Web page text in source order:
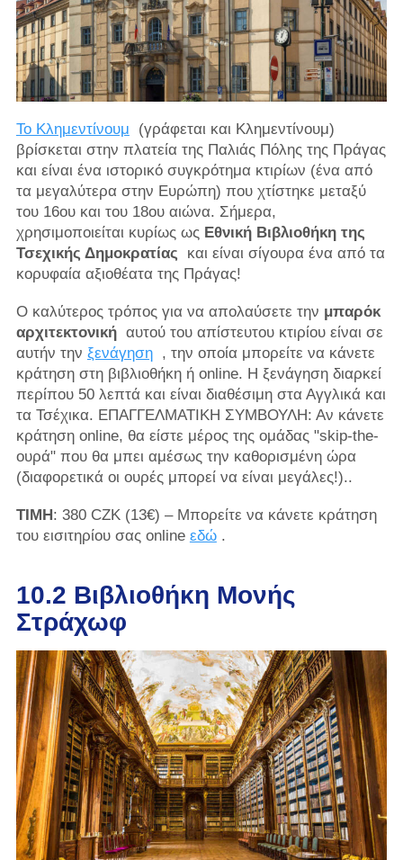
Το Κλημεντίνουμ (γράφεται και Κλημεντίνουμ)
βρίσκεται στην πλατεία της Παλιάς Πόλης της Πράγας
και είναι ένα ιστορικό συγκρότημα κτιρίων (ένα από
τα μεγαλύτερα στην Ευρώπη) που χτίστηκε μεταξύ
του 16ου και του 18ου αιώνα. Σήμερα,
χρησιμοποιείται κυρίως ως Εθνική Βιβλιοθήκη της
Τσεχικής Δημοκρατίας και είναι σίγουρα ένα από τα
κορυφαία αξιοθέατα της Πράγας!
Ο καλύτερος τρόπος για να απολαύσετε την μπαρόκ
αρχιτεκτονικήαυτού του απίστευτου κτιρίου είναι σε
αυτήν την ξενάγηση, την οποία μπορείτε να κάνετε
κράτηση στη βιβλιοθήκη ή online. Η ξενάγηση διαρκεί
περίπου 50 λεπτά και είναι διαθέσιμη στα Αγγλικά και
τα Τσέχικα. ΕΠΑΓΓΕΛΜΑΤΙΚΗ ΣΥΜΒΟΥΛΗ: Αν κάνετε
κράτηση online, θα είστε μέρος της ομάδας "skip-the-
ουρά" που θα μπει αμέσως την καθορισμένη ώρα
(διαφορετικά οι ουρές μπορεί να είναι μεγάλες!)..
ΤΙΜΗ: 380 CZK (13€) – Μπορείτε να κάνετε κράτηση
του εισιτηρίου σας online εδώ.
10.2 Βιβλιοθήκη Μονής
Στράχωφ